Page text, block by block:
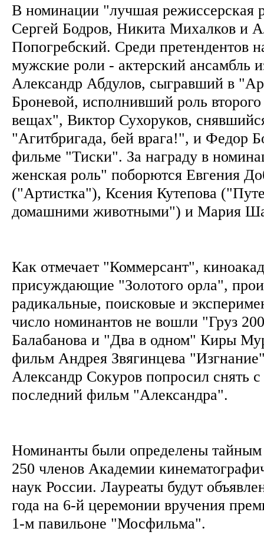
В номинации "лучшая режиссерская
Сергей Бодров, Никита Михалков и
Попогребский. Среди претендентов
мужские роли - актерский ансамбль
Александр Абдулов, сыгравший в
Броневой, исполнивший роль
вещах", Виктор Сухоруков,
"Агитбригада, бей врага!", и Федор
фильме "Тиски". За награду в
женская роль" поборются Евгения
("Артистка"), Ксения Кутепова
домашними животными") и Мария
Как отмечает "Коммерсант",
присуждающие "Золотого орла",
радикальные, поисковые и
число номинантов не вошли "Груз
Балабанова и "Два в одном" Киры
фильм Андрея Звягинцева
Александр Сокуров попросил снять
последний фильм "Александра".
Номинанты были определены тайным
250 членов Академии
наук России. Лауреаты будут
года на 6-й церемонии вручения
1-м павильоне "Мосфильма".